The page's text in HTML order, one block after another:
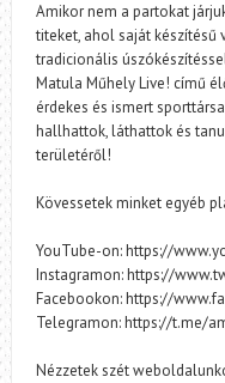
Amikor nem a partokat
titeket, ahol saját készítésű
tradicionális
Matula Műhely Live! című
érdekes és ismert
hallhattok, láthattok és
területéről!
Kövessetek minket egyéb
YouTube-on: https://
Instagramon: https://
Facebookon: https://
Telegramon: https://t.me/
Nézzetek szét